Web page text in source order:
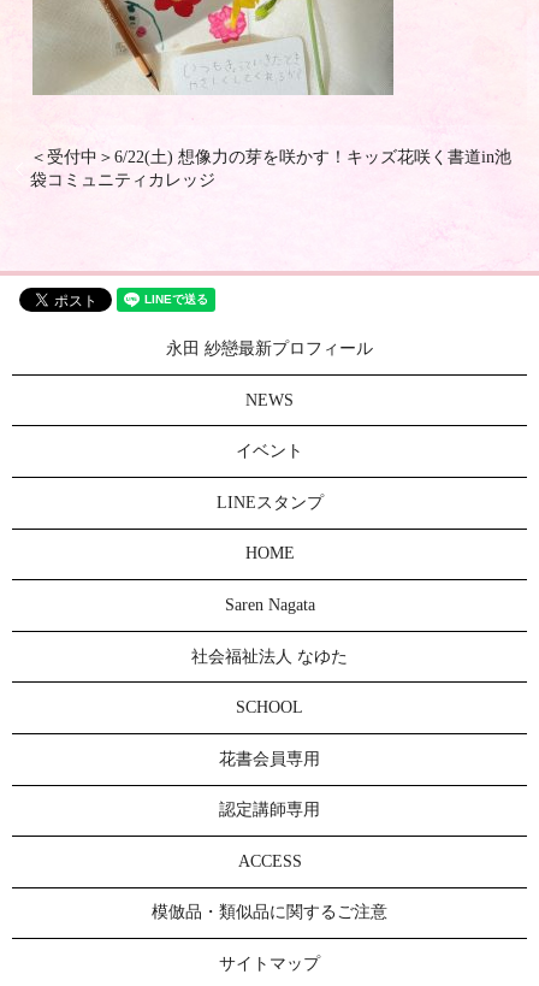
＜受付中＞6/22(土) 想像力の芽を咲かす！キッズ花咲く書道in池
袋コミュニティカレッジ
永田 紗戀最新プロフィール
NEWS
イベント
LINEスタンプ
HOME
Saren Nagata
社会福祉法人 なゆた
SCHOOL
花書会員専用
認定講師専用
ACCESS
模倣品・類似品に関するご注意
サイトマップ